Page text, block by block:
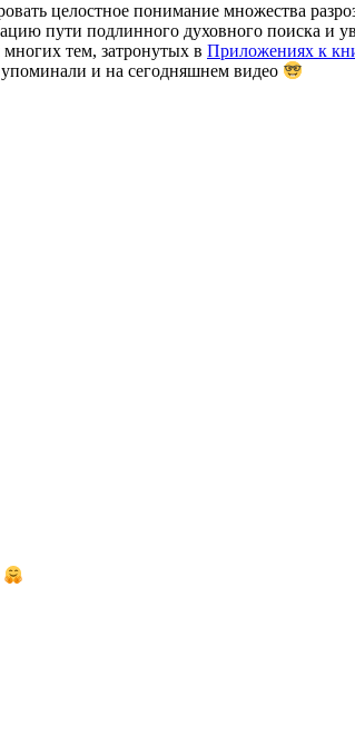
целостное понимание множества
пути подлинного духовного поиска и
тем, затронутых в Приложениях к
и на сегодняшнем видео